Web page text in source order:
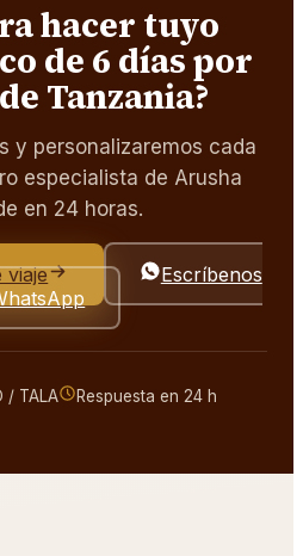
hacer tuyo
de 6 días por
Tanzania?
y personalizaremos cada
especialista de Arusha
en 24 horas.
viaje
Escríbenos
/ TALA Respuesta en 24 h